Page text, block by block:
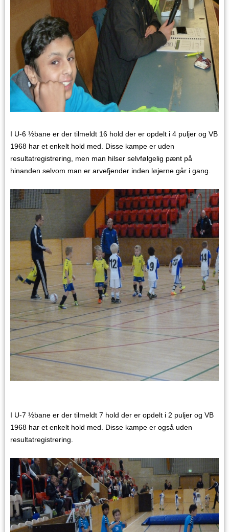
I U-6 ½bane er der tilmeldt 16 hold der er opdelt i 4 puljer og VB
1968 har et enkelt hold med. Disse kampe er uden
resultatregistrering, men man hilser selvfølgelig pænt på
hinanden selvom man er arvefjender inden løjerne går i gang.
I U-7 ½bane er der tilmeldt 7 hold der er opdelt i 2 puljer og VB
1968 har et enkelt hold med. Disse kampe er også uden
resultatregistrering.